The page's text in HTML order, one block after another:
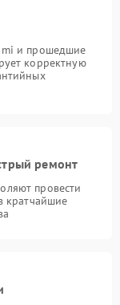
и прошедшие
корректную
ремонт
провести
кратчайшие